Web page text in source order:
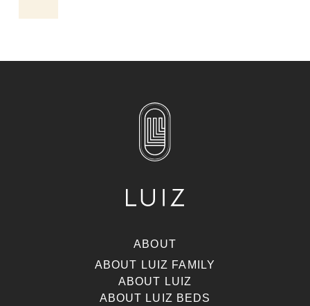
ABOUT
ABOUT LUIZ FAMILY
ABOUT LUIZ
ABOUT LUIZ BEDS